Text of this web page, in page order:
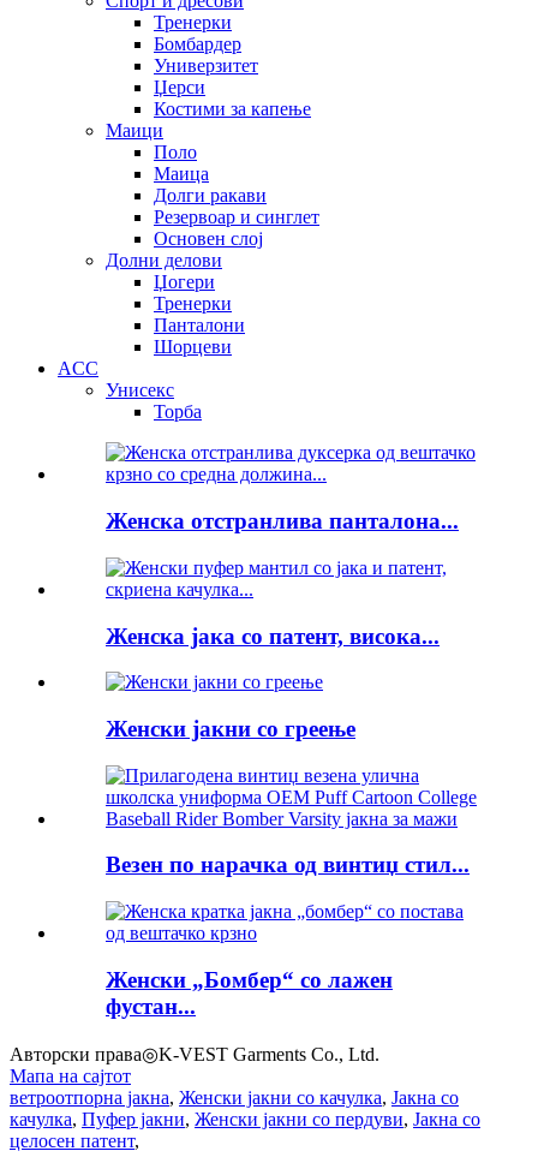
Тренерки
Бомбардер
Универзитет
Џерси
Костими за капење
Маици
Поло
Маица
Долги ракави
Резервоар и синглет
Основен слој
Долни делови
Џогери
Тренерки
Панталони
Шорцеви
ACC
Унисекс
Торба
Женска отстранлива панталона...
Женска јака со патент, висока...
Женски јакни со греење
Везен по нарачка од винтиџ стил...
Женски „Бомбер“ со лажен
фустан...
Авторски права◎K-VEST Garments Co., Ltd.
Мапа на сајтот
ветроотпорна јакна, Женски јакни со качулка, Јакна со
качулка, Пуфер јакни, Женски јакни со пердуви, Јакна со
целосен патент,